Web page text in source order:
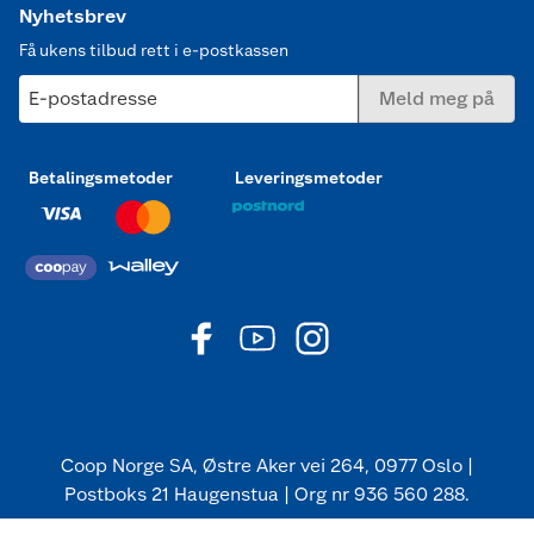
Nyhetsbrev
Få ukens tilbud rett i e-postkassen
E-postadresse Meld meg på
Betalingsmetoder Leveringsmetoder
Coop Norge SA, Østre Aker vei 264, 0977 Oslo |
Postboks 21 Haugenstua | Org nr 936 560 288.